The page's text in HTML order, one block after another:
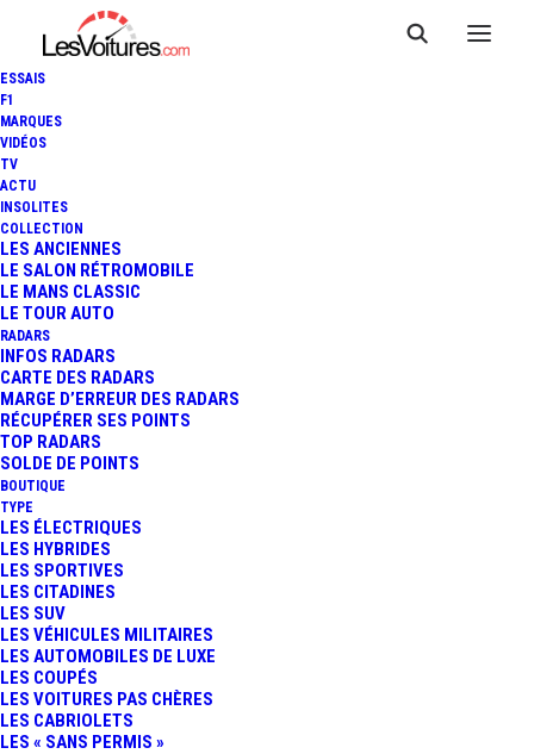
ESSAIS
F1
MARQUES
VIDÉOS
TV
ACTU
INSOLITES
COLLECTION
LES ANCIENNES
LE SALON RÉTROMOBILE
LE MANS CLASSIC
LE TOUR AUTO
RADARS
INFOS RADARS
CARTE DES RADARS
MARGE D’ERREUR DES RADARS
RÉCUPÉRER SES POINTS
TOP RADARS
SOLDE DE POINTS
BOUTIQUE
TYPE
LES ÉLECTRIQUES
LES HYBRIDES
LES SPORTIVES
LES CITADINES
LES SUV
LES VÉHICULES MILITAIRES
LES AUTOMOBILES DE LUXE
LES COUPÉS
LES VOITURES PAS CHÈRES
LES CABRIOLETS
LES « SANS PERMIS »
L'ART DU TUNING
1 Minute |